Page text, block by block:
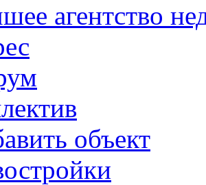
агентство
объект